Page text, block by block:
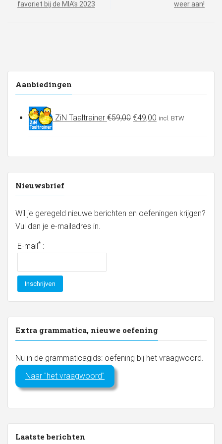
favoriet bij de MIA’s 2023
weer aan!
Aanbiedingen
ZiN Taaltrainer €59,00
prijs
was:
€49,00
prijs
is:
incl. BTW
Nieuwsbrief
Wil je geregeld nieuwe berichten en oefeningen krijgen?
Vul dan je e-mailadres in.
E-mail* :
Extra grammatica, nieuwe oefening
Nu in de grammaticagids: oefening bij het vraagwoord.
Naar "het vraagwoord"
Laatste berichten